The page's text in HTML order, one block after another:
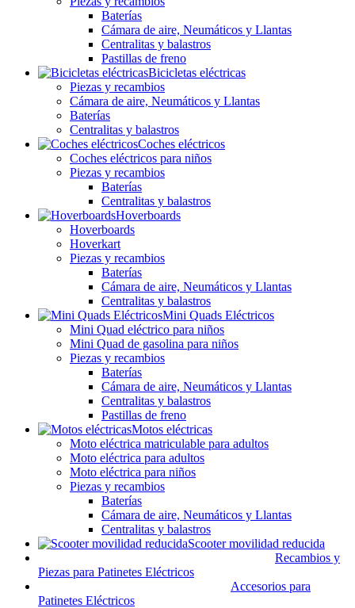
Baterías
Cámara de aire, Neumáticos y Llantas
Centralitas y balastros
Pastillas de freno
Bicicletas eléctricas
Piezas y recambios
Cámara de aire, Neumáticos y Llantas
Baterías
Centralitas y balastros
Coches eléctricos
Coches eléctricos para niños
Piezas y recambios
Baterías
Centralitas y balastros
Hoverboards
Hoverboards
Hoverkart
Piezas y recambios
Baterías
Cámara de aire, Neumáticos y Llantas
Centralitas y balastros
Mini Quads Eléctricos
Mini Quad eléctrico para niños
Mini Quad de gasolina para niños
Piezas y recambios
Baterías
Cámara de aire, Neumáticos y Llantas
Centralitas y balastros
Pastillas de freno
Motos eléctricas
Moto eléctrica matriculable para adultos
Moto eléctrica para adultos
Moto eléctrica para niños
Piezas y recambios
Baterías
Cámara de aire, Neumáticos y Llantas
Centralitas y balastros
Scooter movilidad reducida
Recambios y
Piezas para Patinetes Eléctricos
Accesorios para
Patinetes Eléctricos